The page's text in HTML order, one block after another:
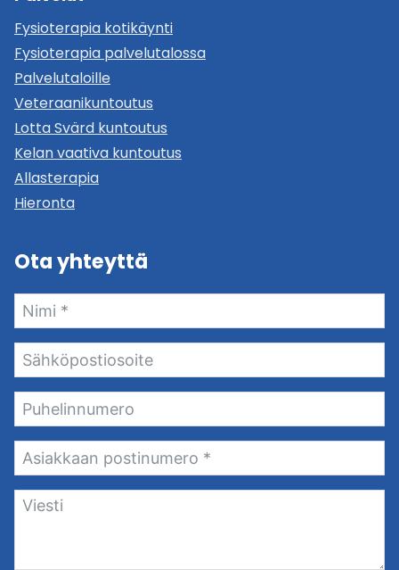
Fysioterapia kotikäynti
Fysioterapia palvelutalossa
Palvelutaloille
Veteraanikuntoutus
Lotta Svärd kuntoutus
Kelan vaativa kuntoutus
Allasterapia
Hieronta
Ota yhteyttä